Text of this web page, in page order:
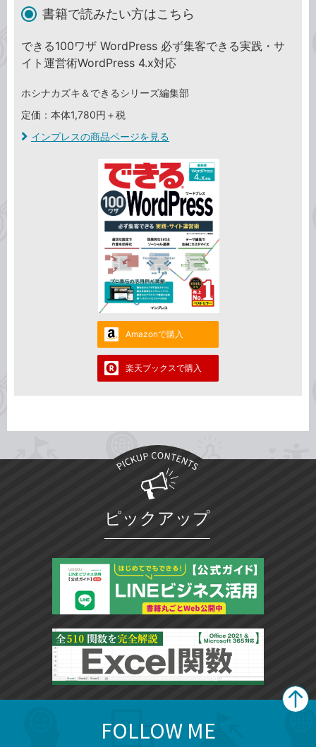
書籍で読みたい方はこちら
できる100ワザ WordPress 必ず集客できる実践・サ
イト運営術WordPress 4.x対応
ホシナカズキ＆できるシリーズ編集部
定価：本体1,780円＋税
インプレスの商品ページを見る
Amazonで購入
楽天ブックスで購入
ピックアップ
FOLLOW ME